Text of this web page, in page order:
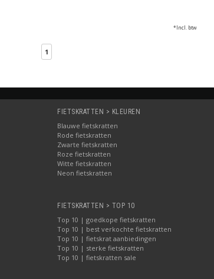
*Incl. btw
1
FIETSKRATTEN > KLEUREN
Blauwe fietskratten
Rode fietskratten
Zwarte fietskratten
Roze fietskratten
Witte fietskratten
Neon fietskratten
FIETSKRATTEN > TOP 10
Top 10 | goedkope fietskratten
Top 10 | best verkochte fietskratten
Top 10 | fietskrat aanbiedingen
Top 10 | sterke fietskratten
Top 10 | fietskratten sale